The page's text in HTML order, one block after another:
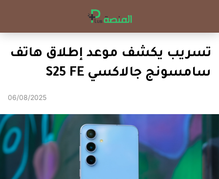
تسريب يكشف موعد إطلاق هاتف
سامسونج جالاكسي S25 FE
06/08/2025